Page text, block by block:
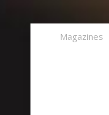
Magazines